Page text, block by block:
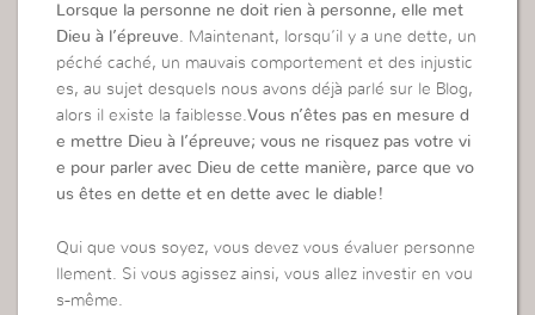
Lorsque la personne ne doit rien à personne, elle met
Dieu à l’épreuve. Maintenant, lorsqu’il y a une dette, un
péché caché, un mauvais comportement et des injustic
es, au sujet desquels nous avons déjà parlé sur le Blog,
alors il existe la faiblesse.Vous n’êtes pas en mesure d
e mettre Dieu à l’épreuve; vous ne risquez pas votre vi
e pour parler avec Dieu de cette manière, parce que vo
us êtes en dette et en dette avec le diable!
Qui que vous soyez, vous devez vous évaluer personne
llement. Si vous agissez ainsi, vous allez investir en vou
s-même.